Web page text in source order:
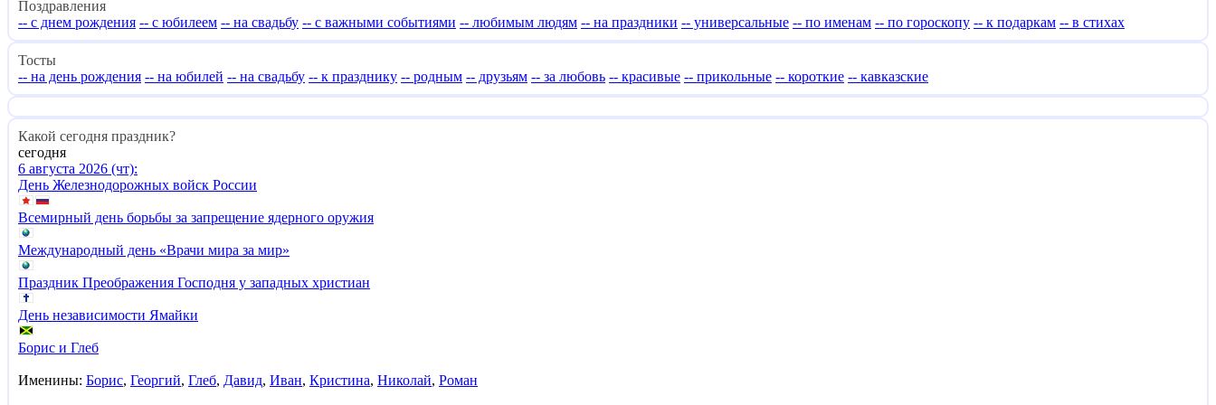
Поздравления
-- с днем рождения -- с юбилеем -- на свадьбу -- с важными событиями -- любимым людям -- на праздники -- универсальные -- по именам -- по гороскопу -- к подаркам -- в стихах
Тосты
-- на день рождения -- на юбилей -- на свадьбу -- к празднику -- родным -- друзьям -- за любовь -- красивые -- прикольные -- короткие -- кавказские
Какой сегодня праздник?
сегодня
6 августа 2026 (чт):
День Железнодорожных войск России
Всемирный день борьбы за запрещение ядерного оружия
Международный день «Врачи мира за мир»
Праздник Преображения Господня у западных христиан
День независимости Ямайки
Борис и Глеб
Именины: Борис, Георгий, Глеб, Давид, Иван, Кристина, Николай, Роман